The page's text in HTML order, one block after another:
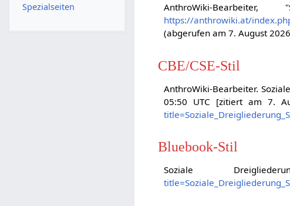
AnthroWiki-
https://anthrowiki.at/
(abgerufen am 7. August
CBE/CSE-Stil
AnthroWiki-Bearbeiter.
05:50 UTC [zitiert am 7.
Bluebook-Stil
Soziale
Spezialseiten